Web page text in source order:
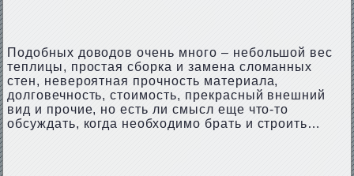
Подобных доводов очень много – небольшой вес
теплицы, простая сборка и замена сломанных
стен, невероятная прочность материала,
долговечность, стоимость, прекрасный внешний
вид и прочие, но есть ли смысл еще что-то
обсуждать, когда необходимо брать и строить…